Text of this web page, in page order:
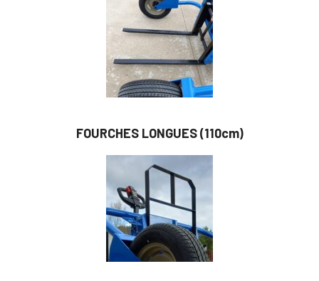
FOURCHES LONGUES (110cm)